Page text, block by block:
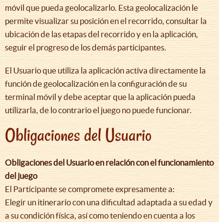
móvil que pueda geolocalizarlo. Esta geolocalización le
permite visualizar su posición en el recorrido, consultar la
ubicación de las etapas del recorrido y en la aplicación,
seguir el progreso de los demás participantes.
El Usuario que utiliza la aplicación activa directamente la
función de geolocalización en la configuración de su
terminal móvil y debe aceptar que la aplicación pueda
utilizarla, de lo contrario el juego no puede funcionar.
Obligaciones del Usuario
Obligaciones del Usuario en relación con el funcionamiento
del juego
El Participante se compromete expresamente a:
Elegir un itinerario con una dificultad adaptada a su edad y
a su condición física, así como teniendo en cuenta a los